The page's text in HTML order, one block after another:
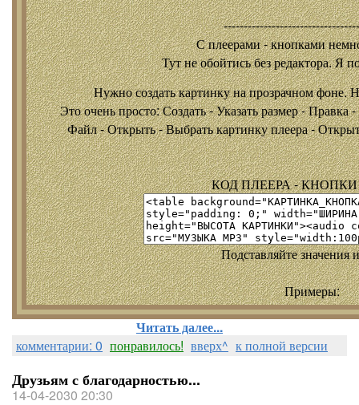
С плеерами - кнопками
Тут не обойтись без редактора. Я
Нужно создать картинку на прозрачном фоне.
Это очень просто: Создать - Указать размер -
Файл - Открыть - Выбрать картинку плеера -
КОД ПЛЕЕРА - КНОПКИ
Подставляйте значения
Примеры:
Читать далее...
комментарии: 0 понравилось! вверх^ к полной версии
Друзьям с благодарностью...
14-04-2030 20:30